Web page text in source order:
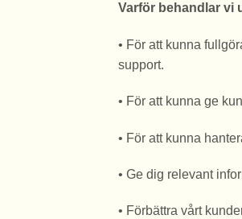
Varför behandlar vi
• För att kunna
support.
• För att kunna ge
• För att kunna
• Ge dig relevant
• Förbättra vårt